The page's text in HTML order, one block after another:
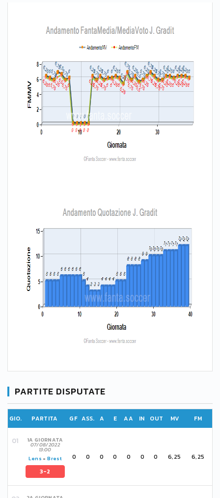
PARTITE DISPUTATE
GIO. PARTITA GF ASS. A E AA IN OUT MV FM
1A GIORNATA
07/08/2022
13:00
Lens -Brest
3-2
0 0 0 0 0 0 0 6,25 6,25